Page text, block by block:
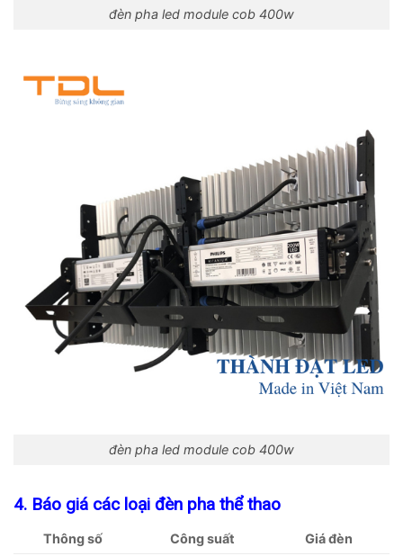
đèn pha led module cob 400w
đèn pha led module cob 400w
4. Báo giá các loại đèn pha thể thao
Thông số Công suất
Giá đèn